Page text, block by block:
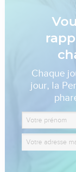
Chaque
jour, la